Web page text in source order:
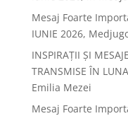
Mesaj Foarte
IUNIE 2026,
INSPIRAȚII ȘI
TRANSMISE ÎN
Emilia Mezei
Mesaj Foarte